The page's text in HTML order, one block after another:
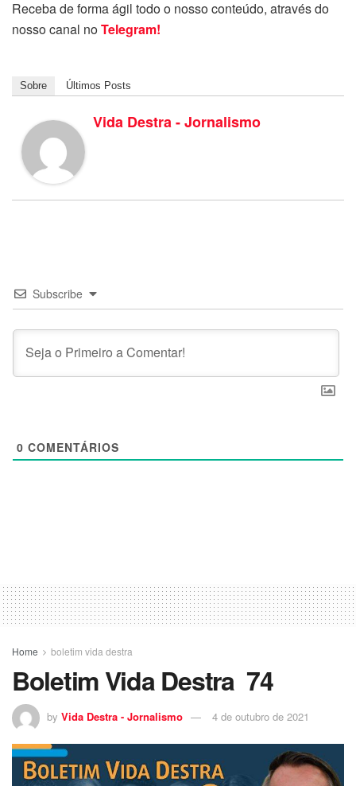
Receba de forma ágil todo o nosso conteúdo, através do
nosso canal noTelegram!
Sobre Últimos Posts
Vida Destra - Jornalismo
Subscribe
0 COMENTÁRIOS
Home boletim vida destra
Boletim Vida Destra 74
by Vida Destra - Jornalismo 4 de outubro de 2021